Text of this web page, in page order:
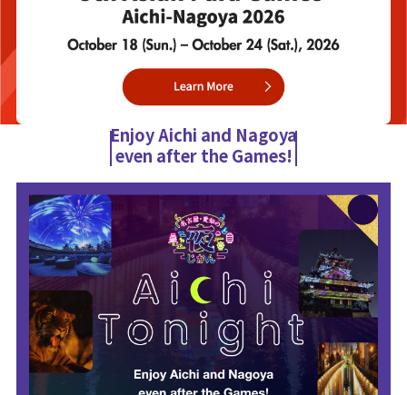
Enjoy Aichi and Nagoya
even after the Games!